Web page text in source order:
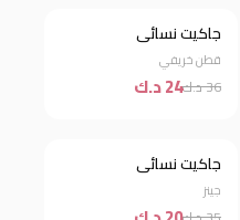
خصم 33%
جاكيت نسائي
قطن خريفي
36 د.ك 24 د.ك
خصم 43%
جاكيت نسائي
جينز